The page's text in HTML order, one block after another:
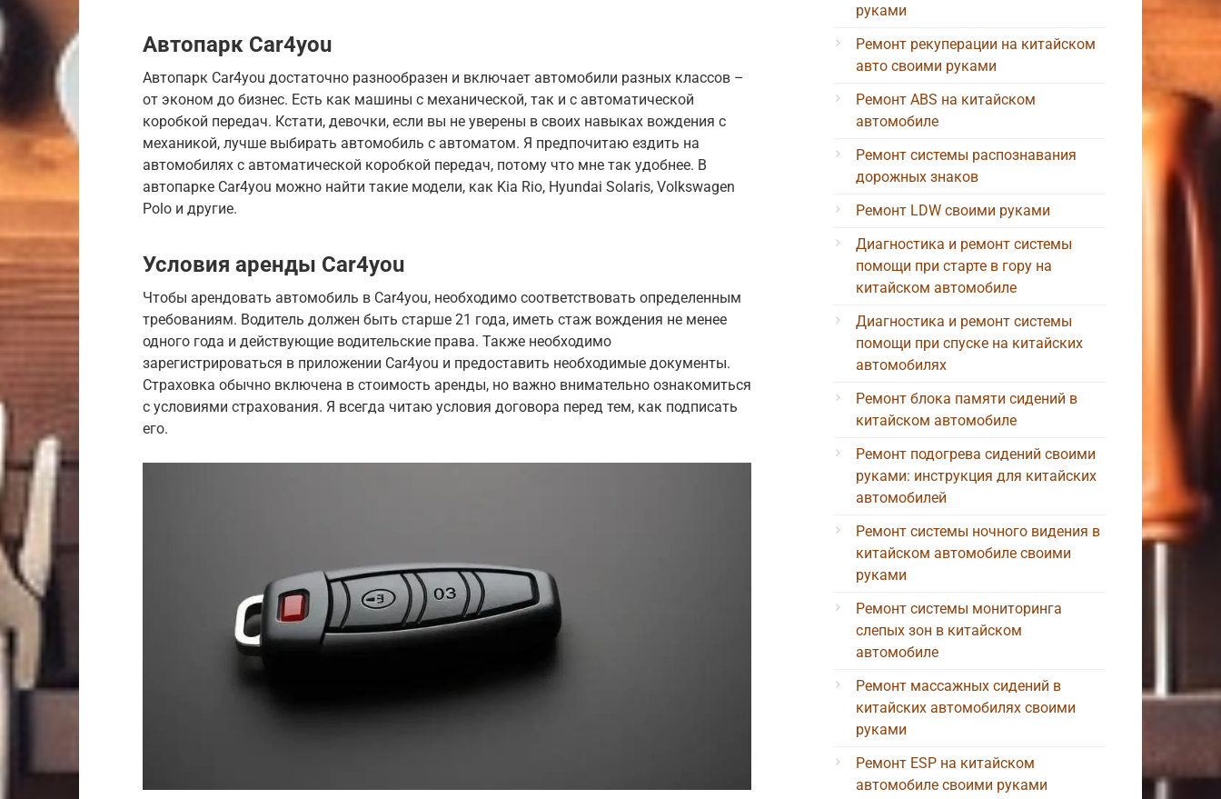
Автопарк Car4you
Автопарк Car4you достаточно разнообразен и включает автомобили разных классов –
от эконом до бизнес. Есть как машины с механической, так и с автоматической
коробкой передач. Кстати, девочки, если вы не уверены в своих навыках вождения с
механикой, лучше выбирать автомобиль с автоматом. Я предпочитаю ездить на
автомобилях с автоматической коробкой передач, потому что мне так удобнее. В
автопарке Car4you можно найти такие модели, как Kia Rio, Hyundai Solaris, Volkswagen
Polo и другие.
Условия аренды Car4you
Чтобы арендовать автомобиль в Car4you, необходимо соответствовать определенным
требованиям. Водитель должен быть старше 21 года, иметь стаж вождения не менее
одного года и действующие водительские права. Также необходимо
зарегистрироваться в приложении Car4you и предоставить необходимые документы.
Страховка обычно включена в стоимость аренды, но важно внимательно ознакомиться
с условиями страхования. Я всегда читаю условия договора перед тем, как подписать
его.
руками
Ремонт рекуперации на китайском
авто своими руками
Ремонт ABS на китайском
автомобиле
Ремонт системы распознавания
дорожных знаков
Ремонт LDW своими руками
Диагностика и ремонт системы
помощи при старте в гору на
китайском автомобиле
Диагностика и ремонт системы
помощи при спуске на китайских
автомобилях
Ремонт блока памяти сидений в
китайском автомобиле
Ремонт подогрева сидений своими
руками: инструкция для китайских
автомобилей
Ремонт системы ночного видения в
китайском автомобиле своими
руками
Ремонт системы мониторинга
слепых зон в китайском
автомобиле
Ремонт массажных сидений в
китайских автомобилях своими
руками
Ремонт ESP на китайском
автомобиле своими руками